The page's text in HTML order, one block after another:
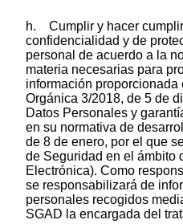
h. Cumplir y hacer
confidencialidad y de
personal de acuerdo a la
materia necesarias para
información proporcionada
Orgánica 3/2018, de 5 de
Datos Personales y
en su normativa de
de 8 de enero, por el que
de Seguridad en el ámbito
Electrónica). Como
se responsabilizará de
personales recogidos
SGAD la encargada del